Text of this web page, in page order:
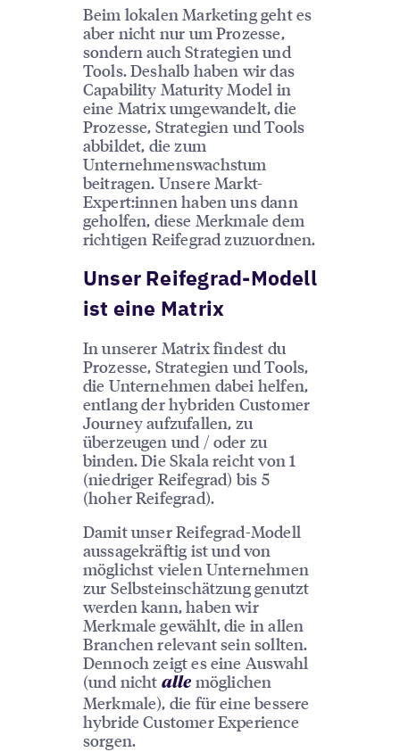
Beim lokalen Marketing geht es
aber nicht nur um Prozesse,
sondern auch Strategien und
Tools. Deshalb haben wir das
Capability Maturity Model in
eine Matrix umgewandelt, die
Prozesse, Strategien und Tools
abbildet, die zum
Unternehmenswachstum
beitragen. Unsere Markt-
Expert:innen haben uns dann
geholfen, diese Merkmale dem
richtigen Reifegrad zuzuordnen.
Unser Reifegrad-Modell
ist eine Matrix
In unserer Matrix findest du
Prozesse, Strategien und Tools,
die Unternehmen dabei helfen,
entlang der hybriden Customer
Journey aufzufallen, zu
überzeugen und / oder zu
binden. Die Skala reicht von 1
(niedriger Reifegrad) bis 5
(hoher Reifegrad).
Damit unser Reifegrad-Modell
aussagekräftig ist und von
möglichst vielen Unternehmen
zur Selbsteinschätzung genutzt
werden kann, haben wir
Merkmale gewählt, die in allen
Branchen relevant sein sollten.
Dennoch zeigt es eine Auswahl
(und nicht alle möglichen
Merkmale), die für eine bessere
hybride Customer Experience
sorgen.